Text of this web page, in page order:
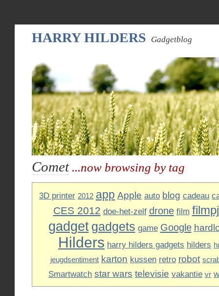
HARRY HILDERS Gadgetblog
Comet...now browsing by tag
3D printer 2012 app Apple auto blog cadeau
CES 2012 doe-het-zelf drone film
gadget gadgets game Google
Hilders harry hilders gadgets hilders
jeugdsentiment karton kussen retro robot
Smartwatch star wars televisie vakantie vr